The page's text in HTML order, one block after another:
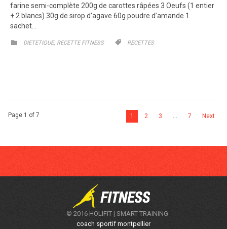
farine semi-complète 200g de carottes râpées 3 Oeufs (1 entier
+ 2 blancs) 30g de sirop d’agave 60g poudre d’amande 1
sachet…
 CATEGORY
DIETETIQUE, RECETTE FITNESS  CATEGORY
RECETTES
Page 1 of 7 1 2 3 7 Next
© 2016 HOLIFIT | SMART TRAINING
coach sportif montpellier